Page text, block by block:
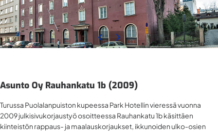
Asunto Oy Rauhankatu 1b (2009)
Turussa Puolalanpuiston kupeessa Park Hotellin vieressä vuonna
2009 julkisivukorjaustyö osoitteessa Rauhankatu 1b käsittäen
kiinteistön rappaus- ja maalauskorjaukset, ikkunoiden ulko-osien